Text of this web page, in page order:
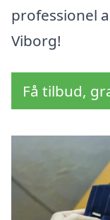
professionel
Viborg!
Få tilbud,